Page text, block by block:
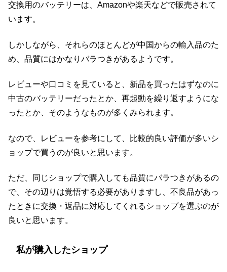
交換用のバッテリーは、Amazonや楽天などで販売されて
います。
しかしながら、それらのほとんどが中国からの輸入品のた
め、品質にはかなりバラつきがあるようです。
レビューや口コミを見ていると、新品を買ったはずなのに
中古のバッテリーだったとか、再起動を繰り返すようにな
ったとか、そのようなものが多くみられます。
なので、レビューを参考にして、比較的良い評価が多いシ
ョップで買うのが良いと思います。
ただ、同じショップで購入しても品質にバラつきがあるの
で、その辺りは覚悟する必要がありますし、不良品があっ
たときに交換・返品に対応してくれるショップを選ぶのが
良いと思います。
私が購入したショップ